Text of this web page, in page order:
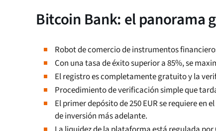
Bitcoin Bank: el panorama
Robot de comercio de instrumentos
Con una tasa de éxito superior a 85%, se
El registro es completamente gratuito y la
Procedimiento de verificación simple que
El primer depósito de 250 EUR se requiere
de inversión más adelante.